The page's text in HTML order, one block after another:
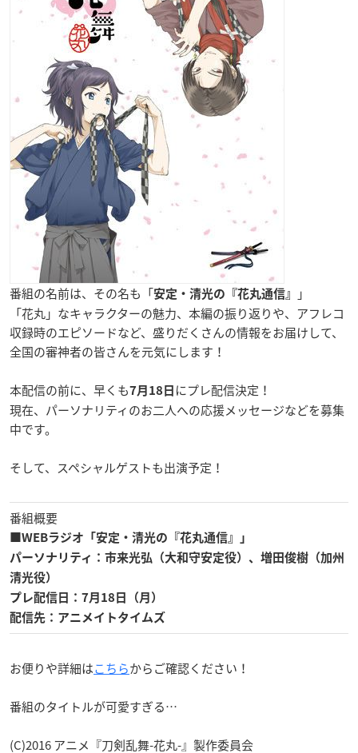
番組の名前は、その名も「安定・清光の『花丸通信』
」
「花丸」なキャラクターの魅力、本編の振り返りや、アフレコ
収録時のエピソードなど、盛りだくさんの情報をお届けして、
全国の審神者の皆さんを元気にします！
本配信の前に、早くも7月18日 にプレ配信決定！
現在、パーソナリティのお二人への応援メッセージなどを募集
中です。
そして、スペシャルゲストも出演予定！
番組概要
■WEBラジオ「安定・清光の『花丸通信』」
パーソナリティ：市来光弘（大和守安定役）、増田俊樹（加州
清光役）
プレ配信日： 7月 18 日（月）
配信先：アニメイトタイムズ
お便りや詳細はこちらからご確認ください！
番組のタイトルが可愛すぎる…
(C)2016 アニメ『刀剣乱舞-花丸-』製作委員会